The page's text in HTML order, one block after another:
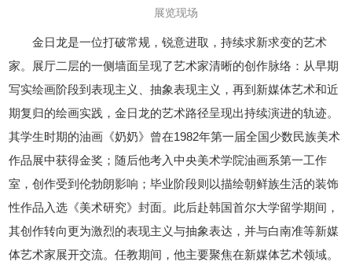
展览现场
金日龙是一位打破常规，锐意进取，持续求新求变的艺术
家。展厅二层的一侧墙面呈现了艺术家清晰的创作脉络：从早期
写实绘画阶段到表现主义、抽象表现主义，再到新媒体艺术和近
期复归的绘画实践，金日龙的艺术路径呈现出持续演进的轨迹。
其学生时期的油画《奶奶》曾在1982年第一届全国少数民族美术
作品展中获得金奖；随后他考入中央美术学院油画系第一工作
室，创作受到伦勃朗影响；毕业阶段则以描绘朝鲜族生活的装饰
性作品入选《美术研究》封面。此后赴韩国首尔大学留学期间，
其创作转向更为激烈的表现主义与抽象表达，并与白南准等新媒
体艺术家展开交流。任教期间，他主要聚焦在新媒体艺术领域。